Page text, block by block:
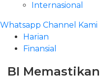
Internasional
Whatsapp Channel Kami
Harian
Finansial
BI